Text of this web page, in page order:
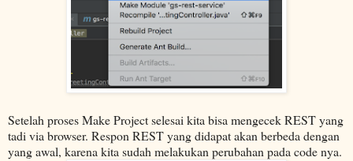
Setelah proses Make Project selesai kita bisa mengecek REST yang
tadi via browser. Respon REST yang didapat akan berbeda dengan
yang awal, karena kita sudah melakukan perubahan pada code nya.